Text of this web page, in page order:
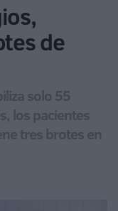
de
solo 55
los pacientes
tres brotes en